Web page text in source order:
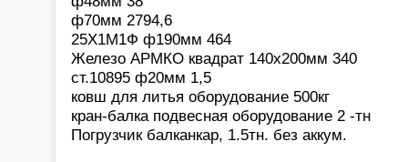
ф70мм 2794,6
25Х1М1Ф ф190мм 464
Железо АРМКО квадрат 140х200мм 340
ст.10895 ф20мм 1,5
ковш для литья оборудование 500кг
кран-балка подвесная оборудование 2 -тн
Погрузчик балканкар, 1.5тн. без аккум.